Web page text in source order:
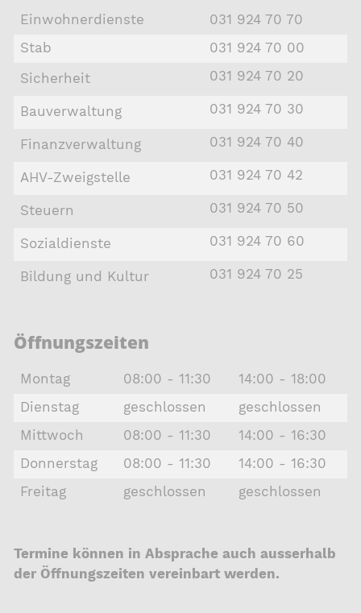
Einwohnerdienste
031 924 70 70
Stab
031 924 70 00
Sicherheit
031 924 70 20
Bauverwaltung 031 924 70 30
Finanzverwaltung 031 924 70 40
AHV-Zweigstelle 031 924 70 42
Steuern 031 924 70 50
Sozialdienste 031 924 70 60
Bildung und Kultur 031 924 70 25
Öffnungszeiten
Montag 08:00 - 11:30
14:00 - 18:00
Dienstag
geschlossen
geschlossen
Mittwoch
08:00 - 11:30
14:00 - 16:30
Donnerstag
08:00 - 11:30
14:00 - 16:30
Freitag
geschlossen geschlossen
Termine können in Absprache auch ausserhalb
der Öffnungszeiten vereinbart werden.